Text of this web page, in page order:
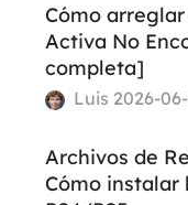
Cómo
Activa No
completa]
Luis 2026-
Archivos de
Cómo instalar